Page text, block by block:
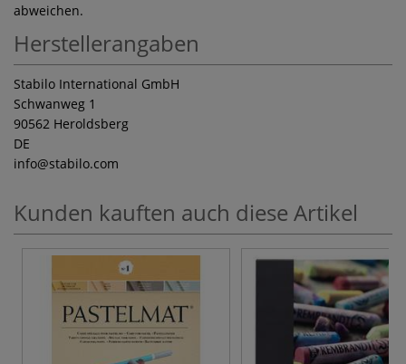
abweichen.
Herstellerangaben
Stabilo International GmbH
Schwanweg 1
90562 Heroldsberg
DE
info@stabilo.com
Kunden kauften auch diese Artikel